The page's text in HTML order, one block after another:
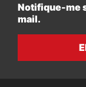
Notifique-me
mail.